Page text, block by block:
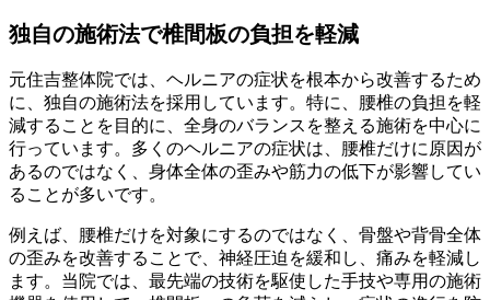
独自の施術法で椎間板の負担を軽減
元住吉整体院では、ヘルニアの症状を根本から改善するため
に、独自の施術法を採用しています。特に、腰椎の負担を軽
減することを目的に、全身のバランスを整える施術を中心に
行っています。多くのヘルニアの症状は、腰椎だけに原因が
あるのではなく、身体全体の歪みや筋力の低下が影響してい
ることが多いです。
例えば、腰椎だけを対象にするのではなく、骨盤や背骨全体
の歪みを改善することで、神経圧迫を緩和し、痛みを軽減し
ます。当院では、最先端の技術を駆使した手技や専用の施術